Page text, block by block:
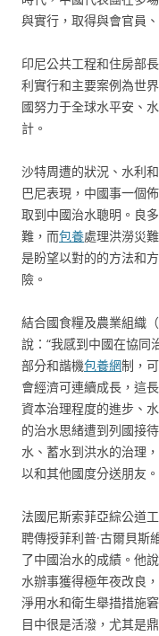
與實行，取得與會官員
印尼公共工程和住房部
利實行和主要案例為世
國努力于全球水平安、
計。
沙特周遭的狀況、水利
巴尼表現，中國事一個
取到中國治水聰明。良
難，而包養處理洪澇災
是盼望以對的的方法和
險。
結合國食糧及農業組織
說：“我感到中國在協同
部分和諧機包養網制，
會經濟可連續成長，這
資本治理程度的進步、
的治水思緒遭到列國接
水、蓄水到洪水的治理
以和其他國度分送朋友
法國尼斯索菲亞綜公道
聘傳授菲利普·古爾貝斯
了中國治水的成績。他
水辦事獲得極年夜改良
淨用水和衛生舉措措施
目中很是活潑，尤其是